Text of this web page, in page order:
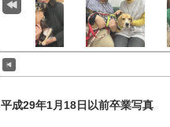
平成29年1月18日以前卒業写真